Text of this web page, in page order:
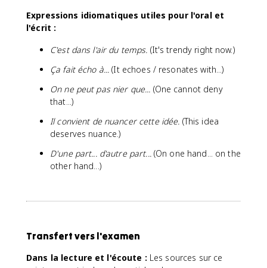
Expressions idiomatiques utiles pour l'oral et
l'écrit :
C'est dans l'air du temps. (It's trendy right now.)
Ça fait écho à...
(It echoes / resonates with...)
On ne peut pas nier que...
(One cannot deny
that...)
Il convient de nuancer cette idée. (This idea
deserves nuance.)
D'une part... d'autre part...
(On one hand... on the
other hand...)
Transfert vers l'examen
Dans la lecture et l'écoute : Les sources sur ce